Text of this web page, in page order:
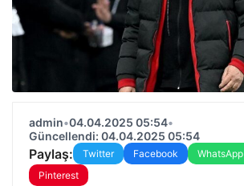
admin•04.04.2025 05:54•
Güncellendi: 04.04.2025 05:54
Paylaş: Twitter Facebook WhatsApp
Pinterest